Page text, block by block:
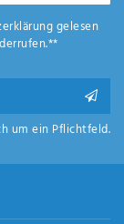
gelesen
um ein Pflichtfeld.